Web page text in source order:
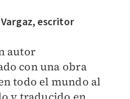
escritor
autor
con una obra
todo el mundo al